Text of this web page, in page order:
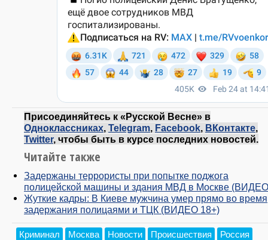
Присоединяйтесь к «Русской Весне» в
Одноклассниках, Telegram, Facebook, ВКонтакте,
Twitter, чтобы быть в курсе последних новостей.
Читайте также
Задержаны террористы при попытке поджога
полицейской машины и здания МВД в Москве
Жуткие кадры: В Киеве мужчина умер прямо во время
задержания полицаями и ТЦК (ВИДЕО 18+)
Криминал Москва Новости Происшествия
Россия